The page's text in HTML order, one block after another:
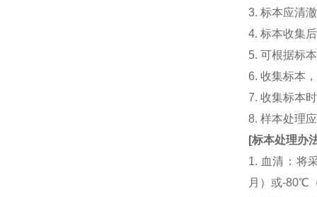
3. 标本应清
4. 标本收集
5. 可根据标
6. 收集标本
7. 收集标本
8. 样本处理
[标本处理办
1. 血清：将
月）或-80℃